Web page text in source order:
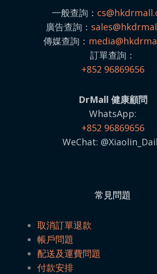
一般查詢：
廣告查詢： sales@
傳媒查詢： media@
訂單查詢：
+852 96869656
DrMall 健康顧問
WhatsApp:
+852 96869656
WeChat:
常見問題
取消訂單退款
帳戶問題
配送及運費問題
付款安排